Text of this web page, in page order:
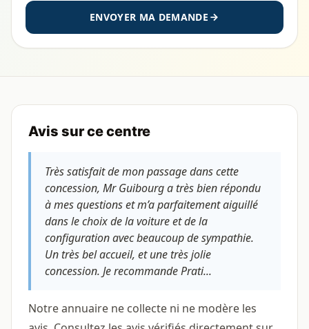
ENVOYER MA DEMANDE
Avis sur ce centre
Très satisfait de mon passage dans cette
concession, Mr Guibourg a très bien répondu
à mes questions et m’a parfaitement aiguillé
dans le choix de la voiture et de la
configuration avec beaucoup de sympathie.
Un très bel accueil, et une très jolie
concession. Je recommande Prati...
Notre annuaire ne collecte ni ne modère les